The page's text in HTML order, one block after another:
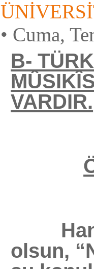
• Cuma,
B-
VARDIR.
Hangi
olsun,